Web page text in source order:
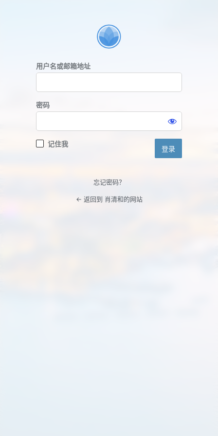
用户名或邮箱地址
密码
记住我
忘记密码？
← 返回到 肖清和的网站